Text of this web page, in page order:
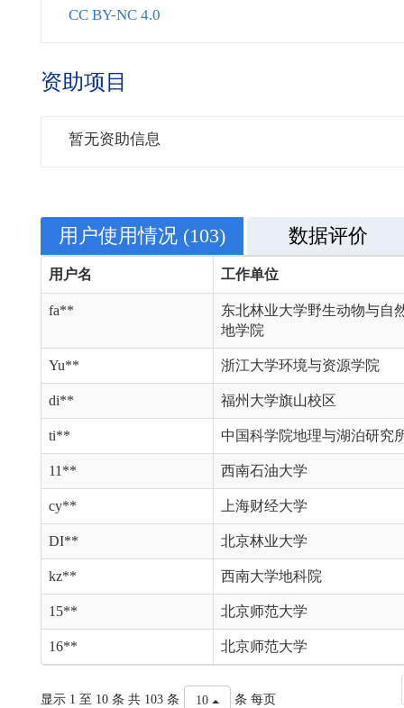
CC BY-NC 4.0
资助项目
暂无资助信息
用户使用情况 (103) 数据评价
用户名 工作单位
fa**
东北林业大学野生动物与自
地学院
Yu** 浙江大学环境与资源学院
di** 福州大学旗山校区
ti** 中国科学院地理与湖泊研究
11** 西南石油大学
cy** 上海财经大学
DI** 北京林业大学
kz** 西南大学地科院
15** 北京师范大学
16** 北京师范大学
显示 1 至 10 条 共 103 条 10 条 每页